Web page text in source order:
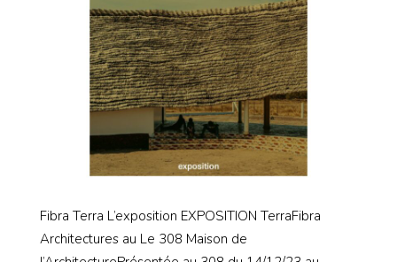
Fibra Terra L’exposition EXPOSITION TerraFibra
Architectures au Le 308 Maison de